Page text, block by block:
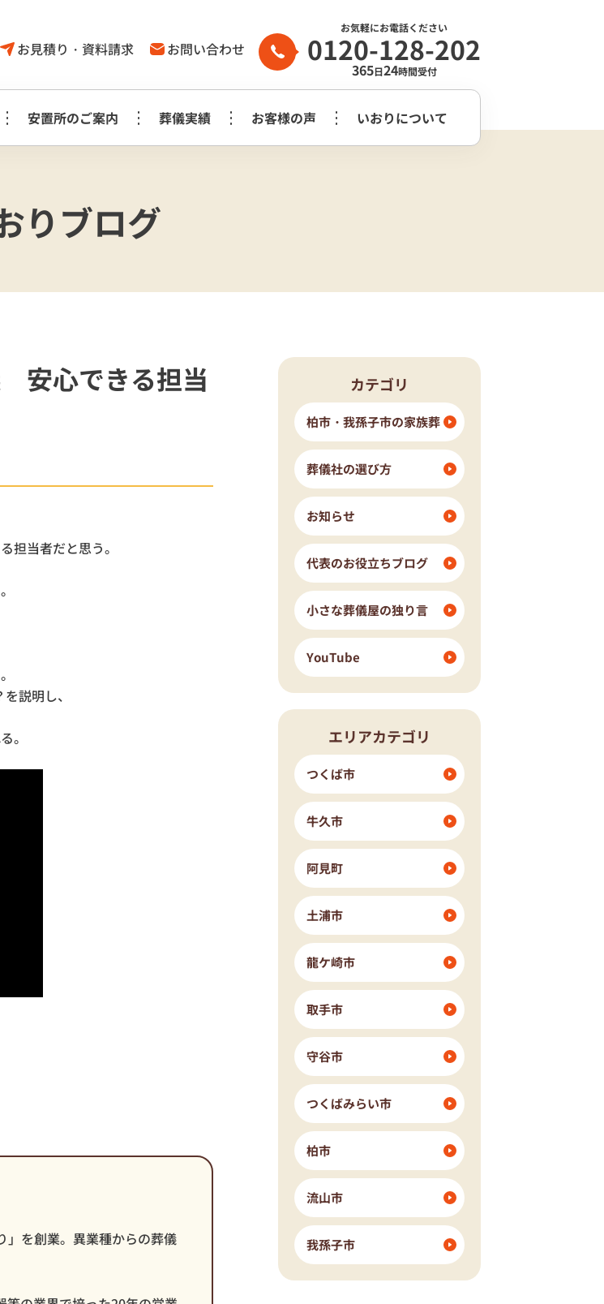
お見積り・資料請求 お問い合わせ
お気軽にお電話ください
0120-128-202
365日24時間受付
家族葬1日プラン
プラン
龍ケ崎市
柏市 我孫子市
ウイングホール柏斎場
葬儀の豆知識
事前相談に
葬儀社はどう
安置所のご案内 葬儀実績 お客様の声 いおりについて
葬儀に対する
考え方
いおり公式
りブログ
安心できる担当
担当者だと思う。
説明し、
。
」を創業。異業種からの葬儀
カテゴリ
柏市・我孫子市の家族葬
葬儀社の選び方
お知らせ
代表のお役立ちブログ
小さな葬儀屋の独り言
YouTube
エリアカテゴリ
つくば市
牛久市
阿見町
土浦市
龍ケ崎市
取手市
守谷市
つくばみらい市
柏市
流山市
我孫子市